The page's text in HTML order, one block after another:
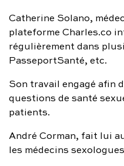
Catherine Solano,
plateforme Charles.co
régulièrement dans
PasseportSanté, etc.
Son travail engagé afin
questions de santé
patients.
André Corman, fait lui
les médecins